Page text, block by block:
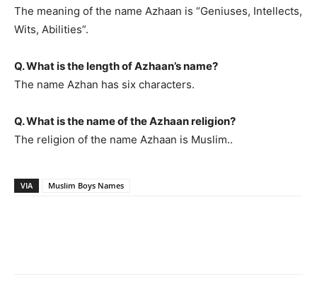
The meaning of the name Azhaan is “Geniuses, Intellects,
Wits, Abilities”.
Q. What is the length of Azhaan’s name?
The name Azhan has six characters.
Q. What is the name of the Azhaan religion?
The religion of the name Azhaan is Muslim..
VIA Muslim Boys Names